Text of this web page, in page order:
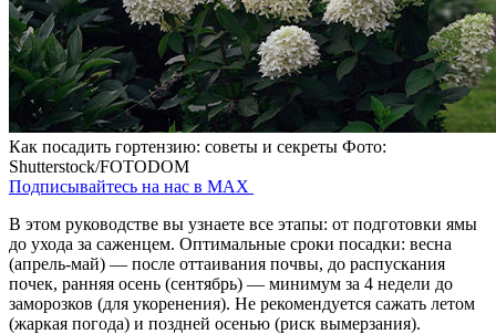
Как посадить гортензию: советы и секреты Фото:
Shutterstock/FOTODOM
Подписывайтесь на нас в MAX
В этом руководстве вы узнаете все этапы: от подготовки ямы
до ухода за саженцем. Оптимальные сроки посадки: весна
(апрель-май) — после оттаивания почвы, до распускания
почек, ранняя осень (сентябрь) — минимум за 4 недели до
заморозков (для укоренения). Не рекомендуется сажать летом
(жаркая погода) и поздней осенью (риск вымерзания).